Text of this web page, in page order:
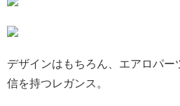
デザインはもちろん、エアロパー
信を持つレガンス。